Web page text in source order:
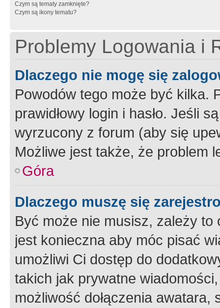
Czym są tematy zamknięte?
Czym są ikony tematu?
Problemy Logowania i
Dlaczego nie mogę się
Powodów tego może być kilka.
prawidłowy login i hasło. Jeśli
wyrzucony z forum (aby się
Możliwe jest także, że problem
Góra
Dlaczego muszę się
Być może nie musisz, zależy
jest konieczna aby móc pisać
umożliwi Ci dostęp do
takich jak prywatne
możliwość dołączenia